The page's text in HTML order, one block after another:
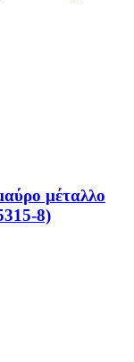
μέταλλο
8)